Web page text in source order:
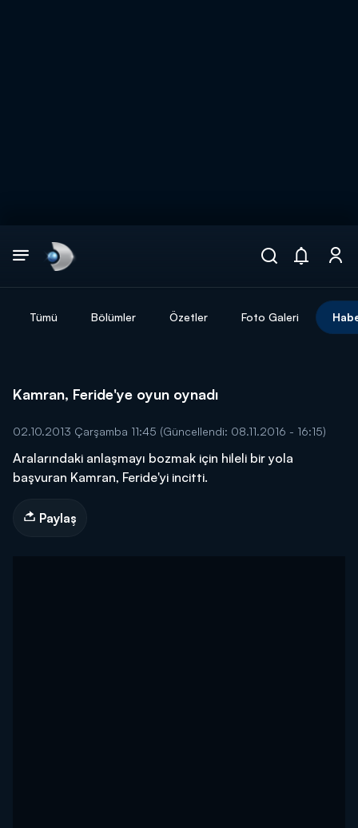
Tümü Bölümler Özetler Foto Galeri
Kamran, Feride'ye oyun oynadı
02.10.2013 Çarşamba 11:45 (Güncellendi: 08.11.2016 - 16:15)
Aralarındaki anlaşmayı bozmak için hileli bir yola
başvuran Kamran, Feride'yi incitti.
Paylaş